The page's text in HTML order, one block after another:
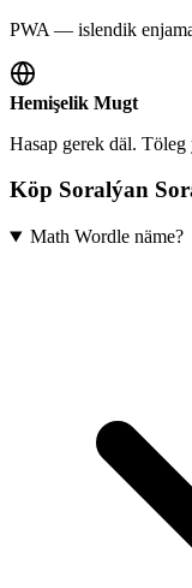
PWA — islendik
Hemişelik Mugt
Hasap gerek däl.
Köp Soralýan
Math Wordle näme?